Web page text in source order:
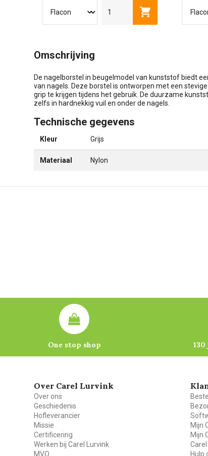
4 LITER 4,5 LITER Toevoegen aan
Omschrijving
De nagelborstel in beugelmodel van kunststof biedt
van nagels. Deze borstel is ontworpen met een
grip te krijgen tijdens het gebruik. De duurzame
zelfs in hardnekkig vuil en onder de nagels.
Technische gegevens
Kleur Grijs
Materiaal Nylon
One stop shop
Over Carel Lurvink
Over ons
Geschiedenis
Hofleverancier
Missie
Certificering
Werken bij Carel Lurvink
MVO
Mijn
Mijn
Hulp